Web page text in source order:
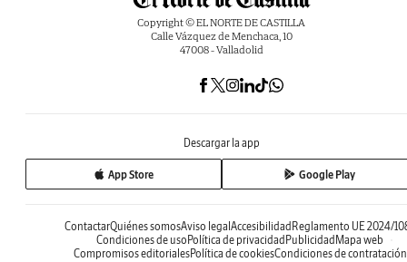
Copyright © EL NORTE DE CASTILLA
Calle Vázquez de Menchaca, 10
47008 - Valladolid
Descargar la app
App Store Google Play
ContactarQuiénes somosAviso legal Accesibilidad Reglamento UE 2024/
Condiciones de uso Política de privacidad Publicidad Mapa web
Compromisos editorialesPolítica de cookiesCondiciones de contratación